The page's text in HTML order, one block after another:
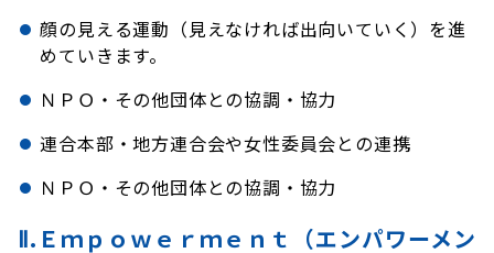
顔の見える運動（見えなければ出向いていく）を進
めていきます。
ＮＰＯ・その他団体との協調・協力
連合本部・地方連合会や女性委員会との連携
ＮＰＯ・その他団体との協調・協力
Ⅱ.Ｅｍｐｏｗｅｒｍｅｎｔ（エンパワーメン